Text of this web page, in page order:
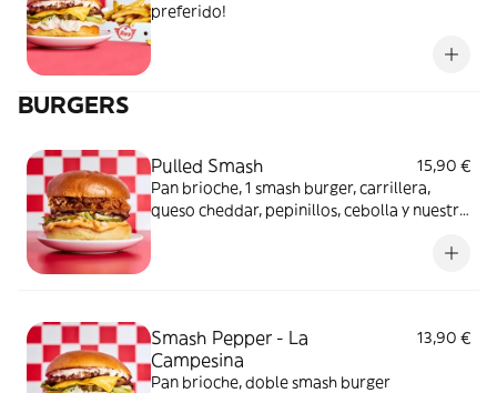
preferido!
BURGERS
Pulled Smash
15,90 €
Pan brioche, 1 smash burger, carrillera,
queso cheddar, pepinillos, cebolla y nuestra
Smash Pepper - La
Campesina
13,90 €
Pan brioche, doble smash burger